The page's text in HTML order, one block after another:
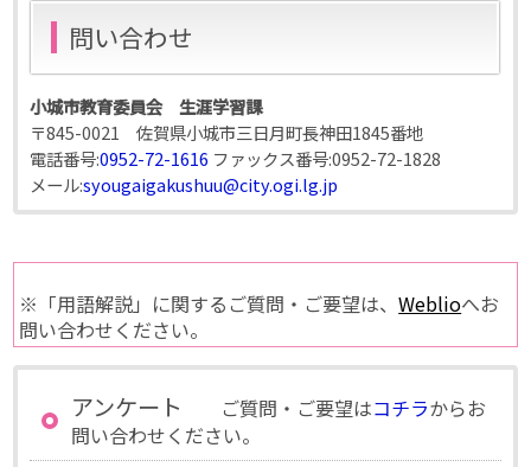
問い合わせ
小城市教育委員会 生涯学習課
〒845-0021 佐賀県小城市三日月町長神田1845番地
電話番号:0952-72-1616 ファックス番号:0952-72-1828
メール:syougaigakushuu@city.ogi.lg.jp
※「用語解説」に関するご質問・ご要望は、Weblioへお
問い合わせください。
アンケート ご質問・ご要望はコチラからお
問い合わせください。